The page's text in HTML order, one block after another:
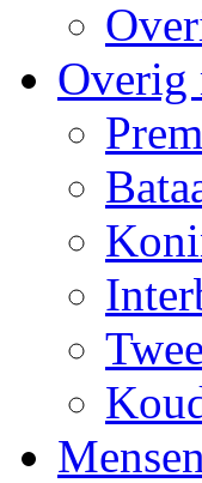
Overig
Mensen